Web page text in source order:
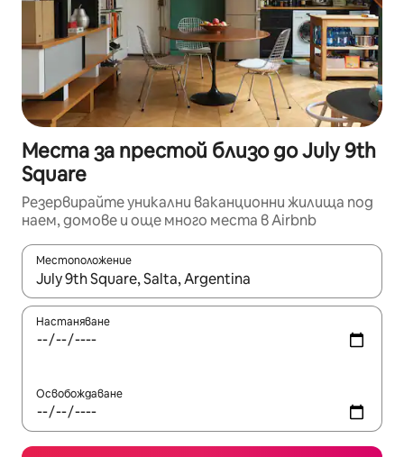
Места за престой близо до July 9th
Square
Резервирайте уникални ваканционни жилища под
наем, домове и още много места в Airbnb
Местоположение
Когато резултатите се покажат, използвайте
Настаняване
Освобождаване